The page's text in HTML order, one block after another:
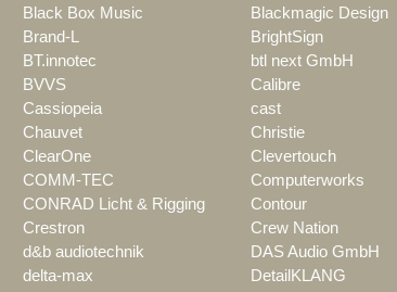
Black Box Music
Blackmagic Design
Brand-L
BrightSign
BT.innotec
btl next GmbH
BVVS
Calibre
Cassiopeia
cast
Chauvet
Christie
ClearOne
Clevertouch
COMM-TEC
Computerworks
CONRAD Licht & Rigging
Contour
Crestron
Crew Nation
d&b audiotechnik
DAS Audio GmbH
delta-max
DetailKLANG